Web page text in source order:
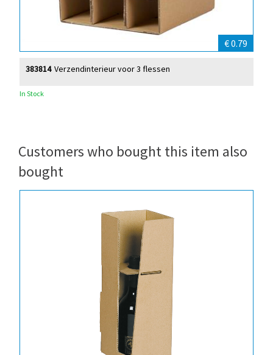
€ 0.79
Verzendinterieur voor 3 flessen
383814
In Stock
Customers who bought this item also
bought